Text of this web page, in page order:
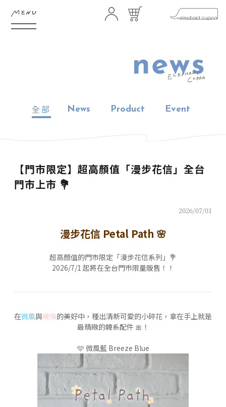
ABOUT
SHOP
FAQ
會員登入
查看購物車
全部 News Product Event
【門市限定】超高顏值「漫步花信」全台
門市上市 💐
2026/07/01
漫步花信 Petal Path 🌸
超高顏值的門市限定「漫步花信系列」💐
2026/7/1 起將在全台門市限量販售！！
在微風與暖陽的美好中，種出清新可愛的小碎花，拿在手上就是
最精緻的韓系配件 🎀！
🩵 微風藍 Breeze Blue